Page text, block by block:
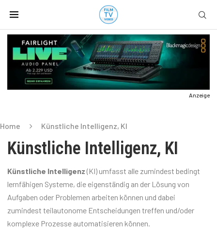
Anzeige
Home Künstliche Intelligenz, KI
Künstliche Intelligenz, KI
Künstliche Intelligenz (KI) umfasst alle zumindest bedingt
lernfähigen Systeme, die eigenständig an der Lösung von
Aufgaben oder Problemen arbeiten können und dabei
zumindest teilautonome Entscheidungen treffen und/oder
komplexe Prozesse automatisieren können.